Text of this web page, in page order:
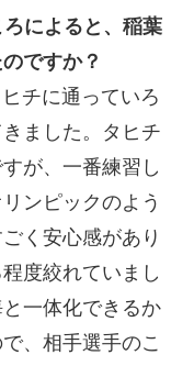
によると、稲葉
ですか？
チに通っていろ
ました。タヒチ
が、一番練習し
ンピックのよう
く安心感があり
度絞れていまし
一体化できるか
、相手選手のこ